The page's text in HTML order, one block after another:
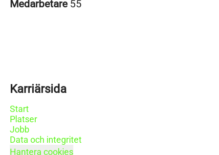
Medarbetare 55
Karriärsida
Start
Platser
Jobb
Data och integritet
Hantera cookies